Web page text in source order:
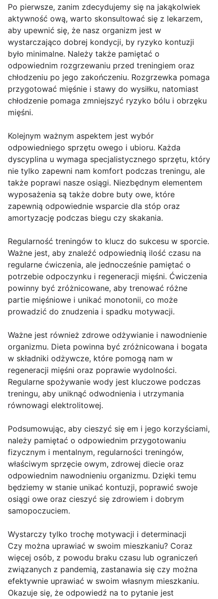
Po pierwsze, zanim zdecydujemy się na jakąkolwiek
aktywność ową, warto skonsultować się z lekarzem,
aby upewnić się, że nasz organizm jest w
wystarczająco dobrej kondycji, by ryzyko kontuzji
było minimalne. Należy także pamiętać o
odpowiednim rozgrzewaniu przed treningiem oraz
chłodzeniu po jego zakończeniu. Rozgrzewka pomaga
przygotować mięśnie i stawy do wysiłku, natomiast
chłodzenie pomaga zmniejszyć ryzyko bólu i obrzęku
mięśni.
Kolejnym ważnym aspektem jest wybór
odpowiedniego sprzętu owego i ubioru. Każda
dyscyplina u wymaga specjalistycznego sprzętu, który
nie tylko zapewni nam komfort podczas treningu, ale
także poprawi nasze osiągi. Niezbędnym elementem
wyposażenia są także dobre buty owe, które
zapewnią odpowiednie wsparcie dla stóp oraz
amortyzację podczas biegu czy skakania.
Regularność treningów to klucz do sukcesu w sporcie.
Ważne jest, aby znaleźć odpowiednią ilość czasu na
regularne ćwiczenia, ale jednocześnie pamiętać o
potrzebie odpoczynku i regeneracji mięśni. Ćwiczenia
powinny być zróżnicowane, aby trenować różne
partie mięśniowe i unikać monotonii, co może
prowadzić do znudzenia i spadku motywacji.
Ważne jest również zdrowe odżywianie i nawodnienie
organizmu. Dieta powinna być zróżnicowana i bogata
w składniki odżywcze, które pomogą nam w
regeneracji mięśni oraz poprawie wydolności.
Regularne spożywanie wody jest kluczowe podczas
treningu, aby uniknąć odwodnienia i utrzymania
równowagi elektrolitowej.
Podsumowując, aby cieszyć się em i jego korzyściami,
należy pamiętać o odpowiednim przygotowaniu
fizycznym i mentalnym, regularności treningów,
właściwym sprzęcie owym, zdrowej diecie oraz
odpowiednim nawodnieniu organizmu. Dzięki temu
będziemy w stanie unikać kontuzji, poprawić swoje
osiągi owe oraz cieszyć się zdrowiem i dobrym
samopoczuciem.
Wystarczy tylko trochę motywacji i determinacji
Czy można uprawiać w swoim mieszkaniu? Coraz
więcej osób, z powodu braku czasu lub ograniczeń
związanych z pandemią, zastanawia się czy można
efektywnie uprawiać w swoim własnym mieszkaniu.
Okazuje się, że odpowiedź na to pytanie jest